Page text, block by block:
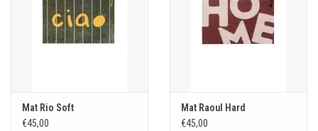
Mat Rio Soft
€45,00
Mat Raoul Hard
€45,00